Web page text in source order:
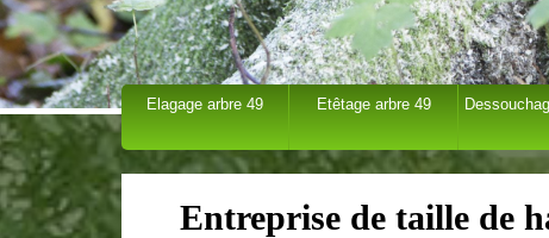
Elagage arbre 49 Etêtage arbre 49
Entreprise de taille de